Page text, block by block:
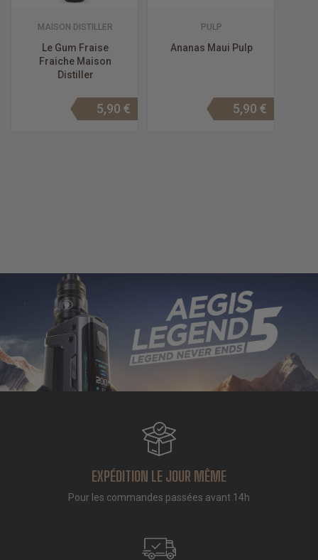
MAISON DISTILLER
Le Gum Fraise
Fraiche Maison
Distiller
5,90 €
PULP
Ananas Maui Pulp
5,90 €
EXPÉDITION LE JOUR MÊME
Pour les commandes passées avant 14h